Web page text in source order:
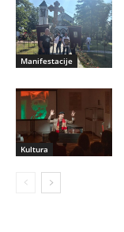
Manifestacije
Kultura